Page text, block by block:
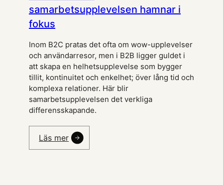
samarbetsupplevelsen hamnar i
fokus
Inom B2C pratas det ofta om wow-upplevelser
och användarresor, men i B2B ligger guldet i
att skapa en helhetsupplevelse som bygger
tillit, kontinuitet och enkelhet; över lång tid och
komplexa relationer. Här blir
samarbetsupplevelsen det verkliga
differensskapande.
Läs mer